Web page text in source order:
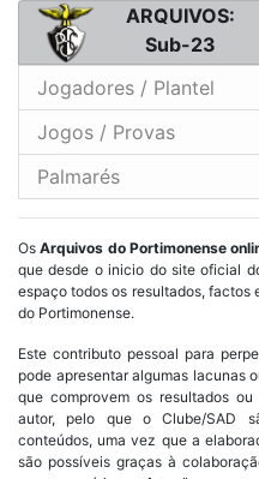
ARQUIVOS:
Sub-23
Jogadores / Plantel
Jogos / Provas
Palmarés
OsArquivos do Portimonense
que desde o inicio do site oficial
espaço todos os resultados, factos
do Portimonense.
Este contributo pessoal para
pode apresentar algumas lacunas
que comprovem os resultados
autor, pelo que o Clube/SAD
conteúdos, uma vez que a
são possíveis graças à